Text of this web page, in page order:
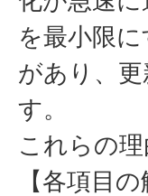
を最小限
があり、
す。
これらの
【各項目の